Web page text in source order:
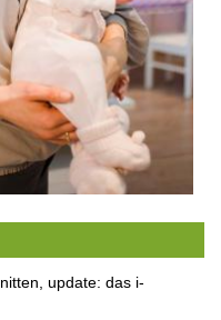
update: das i-